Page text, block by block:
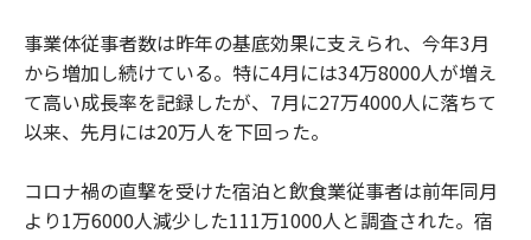
事業体従事者数は昨年の基底効果に支えられ、今年3月
から増加し続けている。特に4月には34万8000人が増え
て高い成長率を記録したが、7月に27万4000人に落ちて
以来、先月には20万人を下回った。
コロナ禍の直撃を受けた宿泊と飲食業従事者は前年同月
より1万6000人減少した111万1000人と調査された。宿